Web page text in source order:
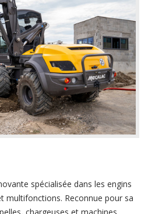
spécialisée dans les engins
multifonctions. Reconnue pour sa